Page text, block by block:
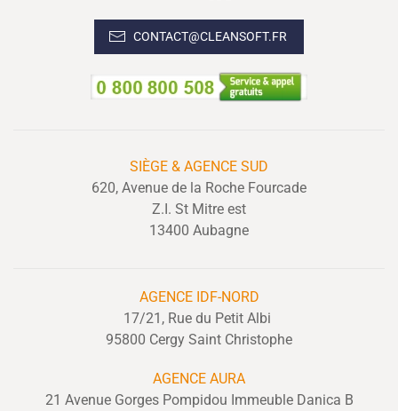
CONTACT@CLEANSOFT.FR
SIÈGE & AGENCE SUD
620, Avenue de la Roche Fourcade
Z.I. St Mitre est
13400 Aubagne
AGENCE IDF-NORD
17/21, Rue du Petit Albi
95800 Cergy Saint Christophe
AGENCE AURA
21 Avenue Gorges Pompidou Immeuble Danica B